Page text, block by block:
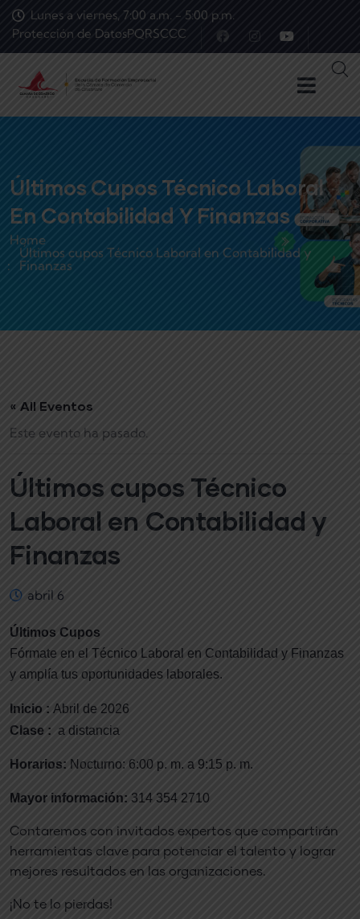
Lunes a viernes, 7:00 a.m. - 5:00 p.m.
Protección de DatosPQRSCCC
Últimos Cupos Técnico Laboral
En Contabilidad Y Finanzas
Home
Últimos cupos Técnico Laboral en Contabilidad y
Finanzas
« All Eventos
Este evento ha pasado.
Últimos cupos Técnico
Laboral en Contabilidad y
Finanzas
abril 6
Últimos Cupos
Fórmate en el Técnico Laboral en Contabilidad y Finanzas
y amplía tus oportunidades laborales.
Inicio : Abril de 2026
Clase : a distancia
Horarios: Nocturno: 6:00 p. m. a 9:15 p. m.
Mayor información: 314 354 2710
Contaremos con invitados expertos que compartirán
herramientas clave para potenciar el talento y lograr
mejores resultados en las organizaciones.
¡No te lo pierdas!